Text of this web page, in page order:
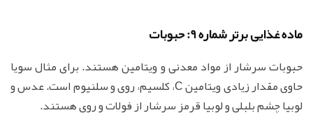
ماده غذایی برتر شماره 9: حبوبات
حبوبات سرشار از مواد معدنی و ویتامین هستند. برای مثال سویا
حاوی مقدار زیادی ویتامین C، کلسیم، روی و سلنیوم است. عدس و
لوبیا چشم بلبلی و لوبیا قرمز سرشار از فولات و روی هستند.